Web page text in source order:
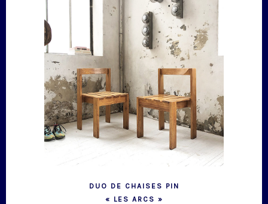
DUO DE CHAISES PIN
« LES ARCS »